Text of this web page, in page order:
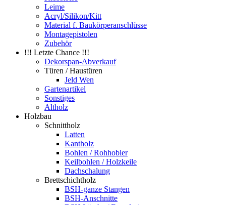
Leime
Acryl/Silikon/Kitt
Material f. Baukörperanschlüsse
Montagepistolen
Zubehör
!!! Letzte Chance !!!
Dekorspan-Abverkauf
Türen / Haustüren
Jeld Wen
Gartenartikel
Sonstiges
Altholz
Holzbau
Schnittholz
Latten
Kantholz
Bohlen / Rohhobler
Keilbohlen / Holzkeile
Dachschalung
Brettschichtholz
BSH-ganze Stangen
BSH-Anschnitte